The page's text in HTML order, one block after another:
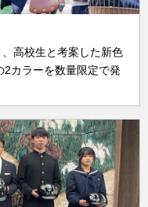
、高校生と考案した新色
2カラーを数量限定で発